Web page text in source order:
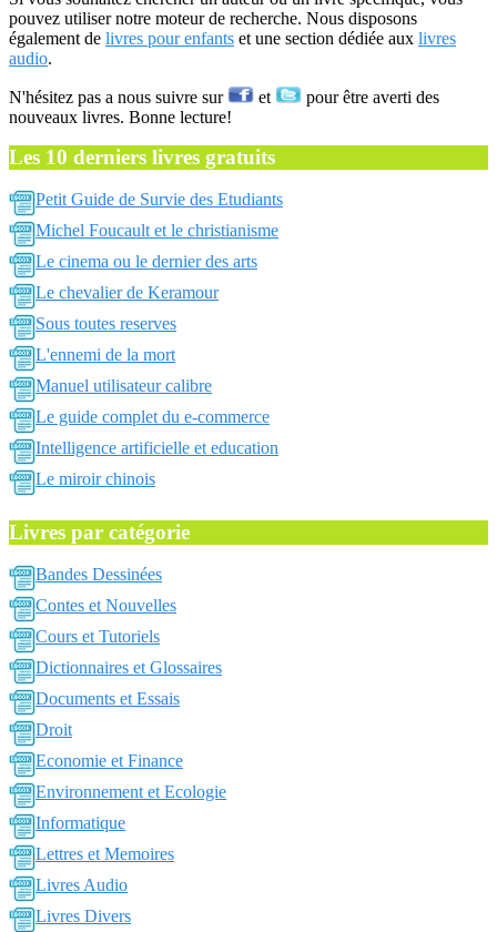
pouvez utiliser notre moteur de recherche. Nous disposons
également de livres pour enfants et une section dédiée aux livres
audio.
N'hésitez pas a nous suivre sur et
pour être averti des
nouveaux livres. Bonne lecture!
Les 10 derniers livres gratuits
Petit Guide de Survie des Etudiants
Michel Foucault et le christianisme
Le cinema ou le dernier des arts
Le chevalier de Keramour
Sous toutes reserves
L'ennemi de la mort
Manuel utilisateur calibre
Le guide complet du e-commerce
Intelligence artificielle et education
Le miroir chinois
Livres par catégorie
Bandes Dessinées
Contes et Nouvelles
Cours et Tutoriels
Dictionnaires et Glossaires
Documents et Essais
Droit
Economie et Finance
Environnement et Ecologie
Informatique
Lettres et Memoires
Livres Audio
Livres Divers